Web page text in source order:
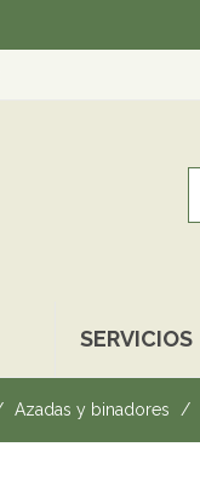
SERVICIOS
Azadas y binadores